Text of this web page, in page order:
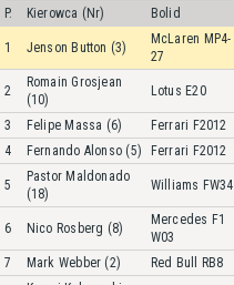
P. Kierowca (Nr) Bolid
1 Jenson Button (3)
McLaren MP4-
27
2
Romain Grosjean
(10)
Lotus E20
3 Felipe Massa (6) Ferrari F2012
4
Fernando Alonso (5) Ferrari F2012
5
Pastor Maldonado
(18)
Williams FW34
6 Nico Rosberg (8)
Mercedes F1
W03
7 Mark Webber (2) Red Bull RB8